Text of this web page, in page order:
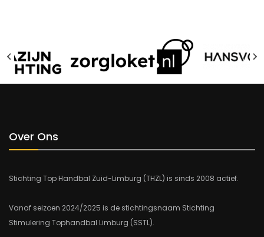
Over Ons
Stichting Top Handbal Zuid-Limburg (THZL) is sinds 2008 actief.
Vanaf seizoen 2024/2025 is de stichtingsnaam Stichting
Stimulering Tophandbal Limburg (SSTL).